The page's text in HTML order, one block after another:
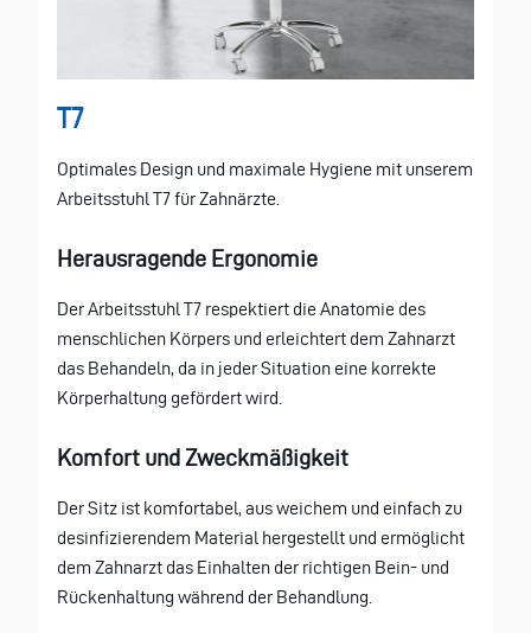
T7
Optimales Design und maximale Hygiene mit unserem
Arbeitsstuhl T7 für Zahnärzte.
Herausragende Ergonomie
Der Arbeitsstuhl T7 respektiert die Anatomie des
menschlichen Körpers und erleichtert dem Zahnarzt
das Behandeln, da in jeder Situation eine korrekte
Körperhaltung gefördert wird.
Komfort und Zweckmäßigkeit
Der Sitz ist komfortabel, aus weichem und einfach zu
desinfizierendem Material hergestellt und ermöglicht
dem Zahnarzt das Einhalten der richtigen Bein- und
Rückenhaltung während der Behandlung.